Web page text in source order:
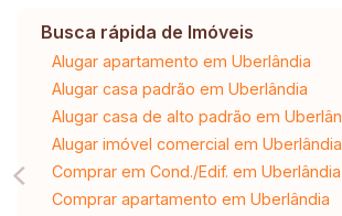
Busca rápida de Imóveis
Alugar apartamento em Uberlândia
Alugar casa padrão em Uberlândia
Alugar casa de alto padrão em
Alugar imóvel comercial em Uberlândia
Comprar em Cond./Edif. em Uberlândia
Comprar apartamento em Uberlândia